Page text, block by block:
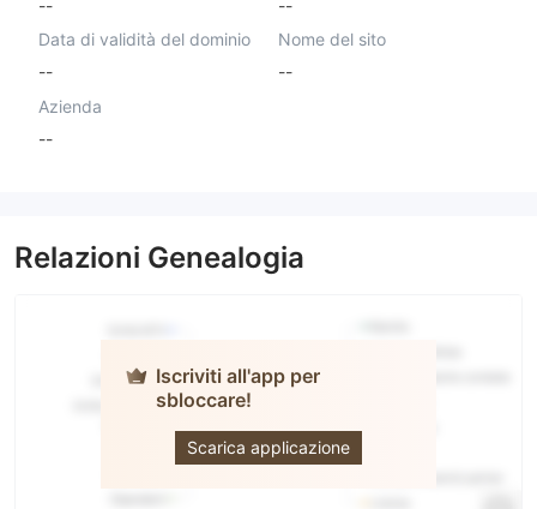
--
--
Data di validità del dominio
--
Nome del sito
--
Azienda
--
Relazioni Genealogia
Iscriviti all'app per
sbloccare!
Scarica applicazione
Loom